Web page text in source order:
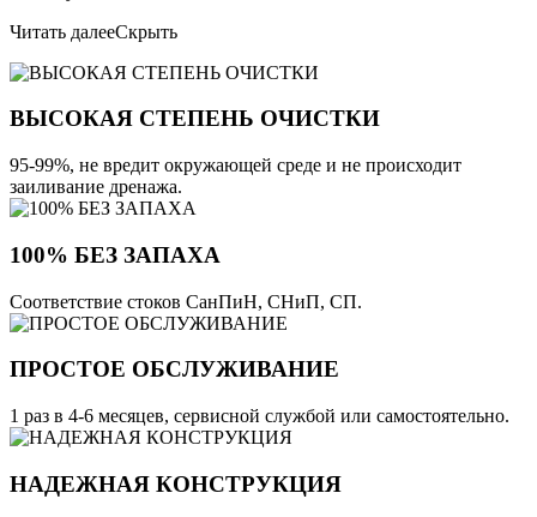
Читать далееСкрыть
ВЫСОКАЯ СТЕПЕНЬ ОЧИСТКИ
95-99%, не вредит окружающей среде и не происходит
заиливание дренажа.
100% БЕЗ ЗАПАХА
Соответствие стоков СанПиН, СНиП, СП.
ПРОСТОЕ ОБСЛУЖИВАНИЕ
1 раз в 4-6 месяцев, сервисной службой или самостоятельно.
НАДЕЖНАЯ КОНСТРУКЦИЯ